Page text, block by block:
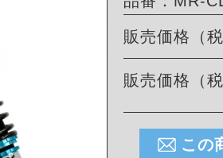
販売価格（
販売価格（
この